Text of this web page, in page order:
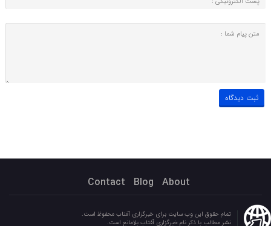
About
Blog
Contact
تمام حقوق این وب سایت برای خبرگزاری آفتاب محفوظ است.
نشر مطالب با ذکر نام خبرگزاری آفتاب بلامانع است.